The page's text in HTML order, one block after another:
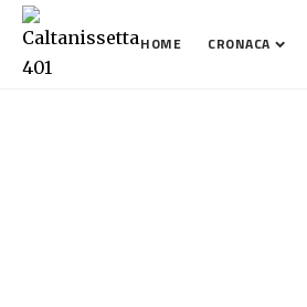
HOME CRONACA